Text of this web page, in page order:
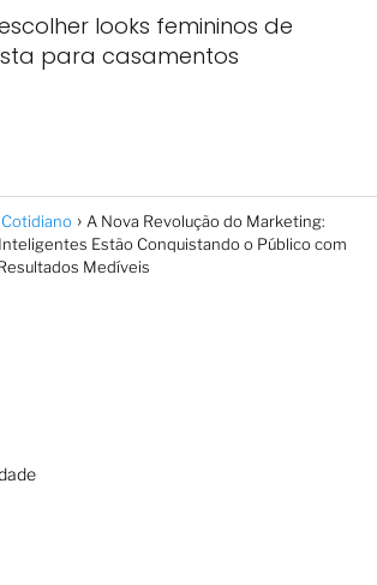
looks femininos de
para casamentos
Cotidiano
A Nova Revolução do Marketing:
Estão Conquistando o Público com
Medíveis